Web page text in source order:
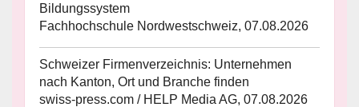
Bildungssystem
Fachhochschule Nordwestschweiz, 07.08.2026
Schweizer Firmenverzeichnis: Unternehmen
nach Kanton, Ort und Branche finden
swiss-press.com / HELP Media AG, 07.08.2026